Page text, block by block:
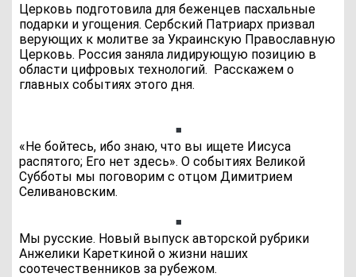
Церковь подготовила для беженцев пасхальные
подарки и угощения. Сербский Патриарх призвал
верующих к молитве за Украинскую Православную
Церковь. Россия заняла лидирующую позицию в
области цифровых технологий. Расскажем о
главных событиях этого дня.
«Не бойтесь, ибо знаю, что вы ищете Иисуса
распятого; Его нет здесь». О событиях Великой
Субботы мы поговорим с отцом Димитрием
Селивановским.
Мы русские. Новый выпуск авторской рубрики
Анжелики Кареткиной о жизни наших
соотечественников за рубежом.